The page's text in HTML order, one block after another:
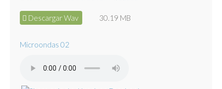
Descargar Wav 30.19 MB
Microondas 02